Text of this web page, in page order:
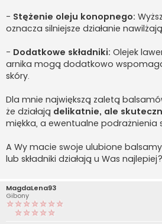
- Stężenie oleju konopnego:
oznacza silniejsze działanie
- Dodatkowe składniki: Olejek
arnika mogą dodatkowo
skóry.
Dla mnie największą zaletą
że działają delikatnie, ale
miękka, a ewentualne podrażnienia
A Wy macie swoje ulubione
lub składniki działają u Was najlepiej?
MagdaLena93
Gibony